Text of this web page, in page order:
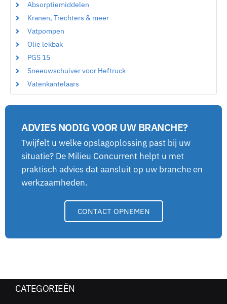
Absorptiemiddelen
Kranen, Trechters & meer
Vatpompen
Olie lekbak
PGS 15
Sneeuwschuiver voor Heftruck
Vatenkantelaars
ADVIES NODIG VOOR UW BRANCHE?
Twijfelt u welke opslagoplossing past bij uw
situatie? De Milieu Concurrent helpt u met
praktisch advies dat aansluit op uw branche en
werkzaamheden.
CONTACT OPNEMEN
CATEGORIEËN